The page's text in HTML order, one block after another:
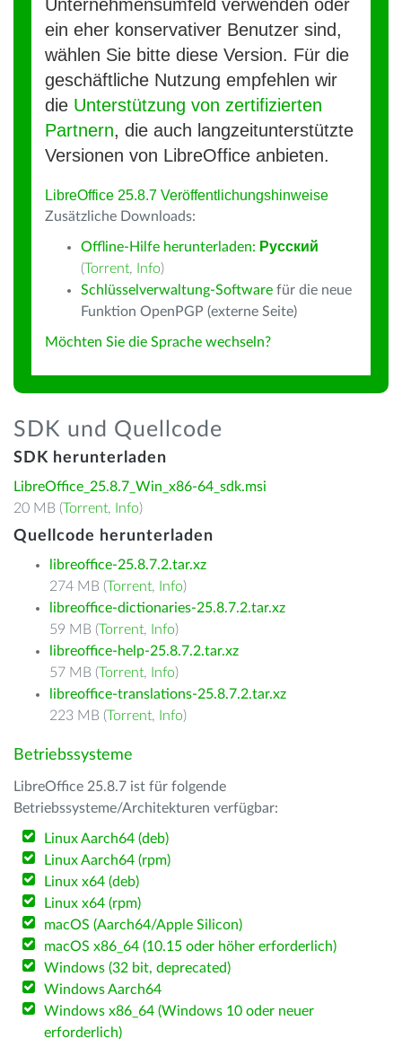
Unternehmensumfeld verwenden oder
ein eher konservativer Benutzer sind,
wählen Sie bitte diese Version. Für die
geschäftliche Nutzung empfehlen wir
die Unterstützung von zertifizierten
Partnern, die auch langzeitunterstützte
Versionen von LibreOffice anbieten.
LibreOffice 25.8.7 Veröffentlichungshinweise
Zusätzliche Downloads:
Offline-Hilfe herunterladen: Русский
(Torrent, Info)
Schlüsselverwaltung-Software für die neue
Funktion OpenPGP (externe Seite)
Möchten Sie die Sprache wechseln?
SDK und Quellcode
SDK herunterladen
LibreOffice_25.8.7_Win_x86-64_sdk.msi
20 MB (Torrent, Info)
Quellcode herunterladen
libreoffice-25.8.7.2.tar.xz
274 MB (Torrent, Info)
libreoffice-dictionaries-25.8.7.2.tar.xz
59 MB (Torrent, Info)
libreoffice-help-25.8.7.2.tar.xz
57 MB (Torrent, Info)
libreoffice-translations-25.8.7.2.tar.xz
223 MB (Torrent, Info)
Betriebssysteme
LibreOffice 25.8.7 ist für folgende
Betriebssysteme/Architekturen verfügbar:
Linux Aarch64 (deb)
Linux Aarch64 (rpm)
Linux x64 (deb)
Linux x64 (rpm)
macOS (Aarch64/Apple Silicon)
macOS x86_64 (10.15 oder höher erforderlich)
Windows (32 bit, deprecated)
Windows Aarch64
Windows x86_64 (Windows 10 oder neuer
erforderlich)